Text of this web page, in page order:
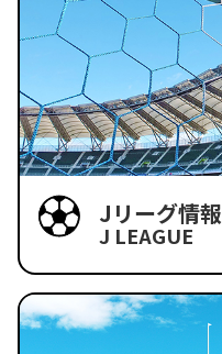
Jリーグ情報
J LEAGUE